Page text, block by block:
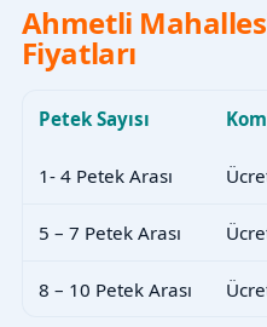
Ahmetli
Fiyatları
Petek Sayısı
1- 4 Petek Arası
5 – 7 Petek Arası
8 – 10 Petek Arası